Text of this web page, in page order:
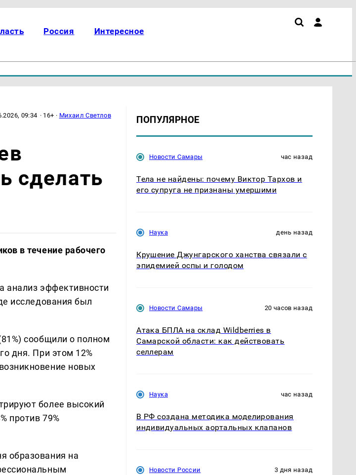
Россия Интересное
09:34 · 16+ · Михаил Светлов
сделать
в течение рабочего
анализ эффективности
исследования был
сообщили о полном
дня. При этом 12%
новых
более высокий
против 79%
образования на
ПОПУЛЯРНОЕ
Новости Самары час назад
Тела не найдены: почему Виктор Тархов и
его супруга не признаны умершими
Наука день назад
Крушение Джунгарского ханства связали с
эпидемией оспы и голодом
Новости Самары 20 часов назад
Атака БПЛА на склад Wildberries в
Самарской области: как действовать
селлерам
Наука час назад
В РФ создана методика моделирования
индивидуальных аортальных клапанов
Новости России 3 дня назад